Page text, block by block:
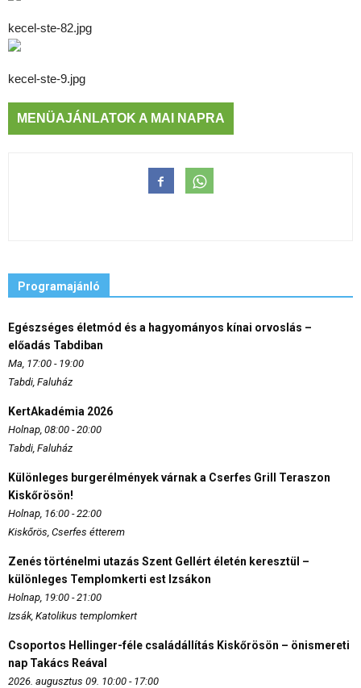
kecel-ste-82.jpg
kecel-ste-9.jpg
MENÜAJÁNLATOK A MAI NAPRA
Programajánló
Egészséges életmód és a hagyományos kínai orvoslás –
előadás Tabdiban
Ma, 17:00 - 19:00
Tabdi, Faluház
KertAkadémia 2026
Holnap, 08:00 - 20:00
Tabdi, Faluház
Különleges burgerélmények várnak a Cserfes Grill Teraszon
Kiskőrösön!
Holnap, 16:00 - 22:00
Kiskőrös, Cserfes étterem
Zenés történelmi utazás Szent Gellért életén keresztül –
különleges Templomkerti est Izsákon
Holnap, 19:00 - 21:00
Izsák, Katolikus templomkert
Csoportos Hellinger-féle családállítás Kiskőrösön – önismereti
nap Takács Reával
2026. augusztus 09. 10:00 - 17:00